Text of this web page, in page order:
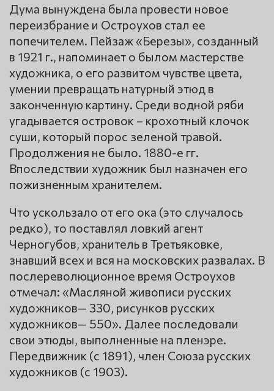
Дума вынуждена была провести новое
переизбрание и Остроухов стал ее
попечителем. Пейзаж «Березы», созданный
в 1921 г., напоминает о былом мастерстве
художника, о его развитом чувстве цвета,
умении превращать натурный этюд в
законченную картину. Среди водной ряби
угадывается островок – крохотный клочок
суши, который порос зеленой травой.
Продолжения не было. 1880-е гг.
Впоследствии художник был назначен его
пожизненным хранителем.
Что ускользало от его ока (это случалось
редко), то поставлял ловкий агент
Черногубов, хранитель в Третьяковке,
знавший всех и вся на московских развалах. В
послереволюционное время Остроухов
отмечал: «Масляной живописи русских
художников— 330, рисунков русских
художников— 550». Далее последовали
свои этюды, выполненные на пленэре.
Передвижник (с 1891), член Союза русских
художников (с 1903).